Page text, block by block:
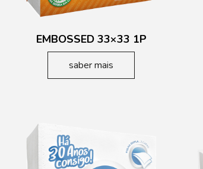
EMBOSSED 33×33 1P
saber mais